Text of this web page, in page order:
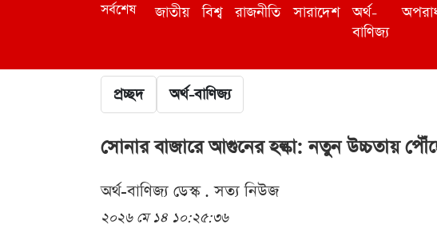
সর্বশেষ জাতীয় বিশ্ব রাজনীতি সারাদেশ
অর্থ-
বাণিজ্য
প্রচ্ছদ অর্থ-বাণিজ্য
সোনার বাজারে আগুনের হল্কা: নতুন উচ্চতায়
অর্থ-বাণিজ্য ডেস্ক . সত্য নিউজ
২০২৬ মে ১৪ ১০:২৫:৩৬